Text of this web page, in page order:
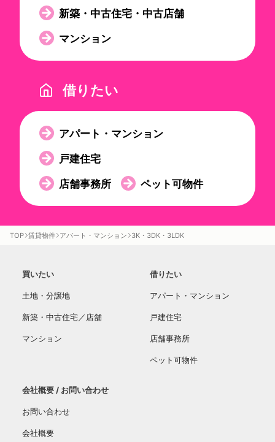
新築・中古住宅・中古店舗
マンション
借りたい
アパート・マンション
戸建住宅
店舗事務所
ペット可物件
TOP 賃貸物件 アパート・マンション 3K・3DK・3LDK
買いたい
土地・分譲地
新築・中古住宅／店舗
マンション
借りたい
アパート・マンション
戸建住宅
店舗事務所
ペット可物件
会社概要 / お問い合わせ
お問い合わせ
会社概要